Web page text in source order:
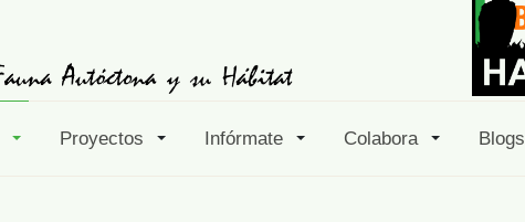
Proyectos Infórmate Colabora Blogs